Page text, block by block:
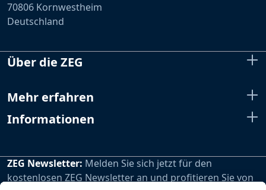
70806 Kornwestheim
Deutschland
Über die ZEG
Mehr erfahren
Informationen
ZEG Newsletter: Melden Sie sich jetzt für den
kostenlosen ZEG Newsletter an und profitieren Sie von